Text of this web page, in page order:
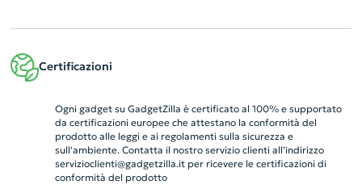
Certificazioni
Ogni gadget su GadgetZilla è certificato al 100% e supportato
da certificazioni europee che attestano la conformità del
prodotto alle leggi e ai regolamenti sulla sicurezza e
sull'ambiente. Contatta il nostro servizio clienti all’indirizzo
servizioclienti@gadgetzilla.itper ricevere le certificazioni di
conformità del prodotto